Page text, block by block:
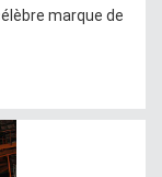
marque de